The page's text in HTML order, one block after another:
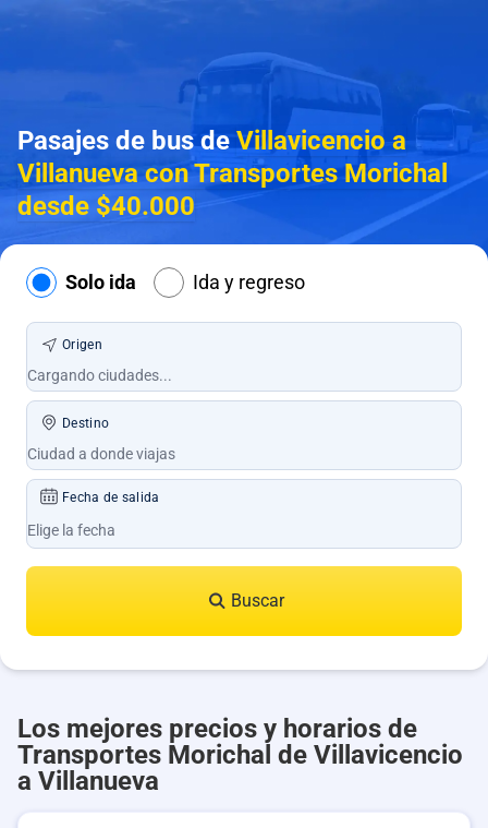
Pasajes de bus deVillavicencio a
Villanueva con Transportes Morichal
desde $40.000
Solo ida Ida y regreso
Origen
Destino
Fecha de salida
Buscar
Los mejores precios y horarios de
Transportes Morichal de Villavicencio
a Villanueva